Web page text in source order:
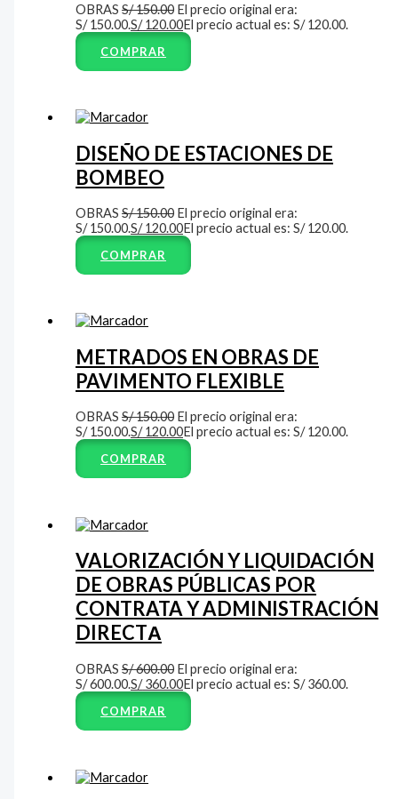
OBRASS/150.00 El precio original era:
S/ 150.00.S/120.00El precio actual es: S/ 120.00.
COMPRAR
DISEÑO DE ESTACIONES DE
BOMBEO
OBRASS/150.00 El precio original era:
S/ 150.00.S/120.00El precio actual es: S/ 120.00.
COMPRAR
METRADOS EN OBRAS DE
PAVIMENTO FLEXIBLE
OBRASS/150.00 El precio original era:
S/ 150.00.S/120.00El precio actual es: S/ 120.00.
COMPRAR
VALORIZACIÓN Y LIQUIDACIÓN
DE OBRAS PÚBLICAS POR
CONTRATA Y ADMINISTRACIÓN
DIRECTА
OBRASS/600.00 El precio original era:
S/ 600.00.S/360.00El precio actual es: S/ 360.00.
COMPRAR